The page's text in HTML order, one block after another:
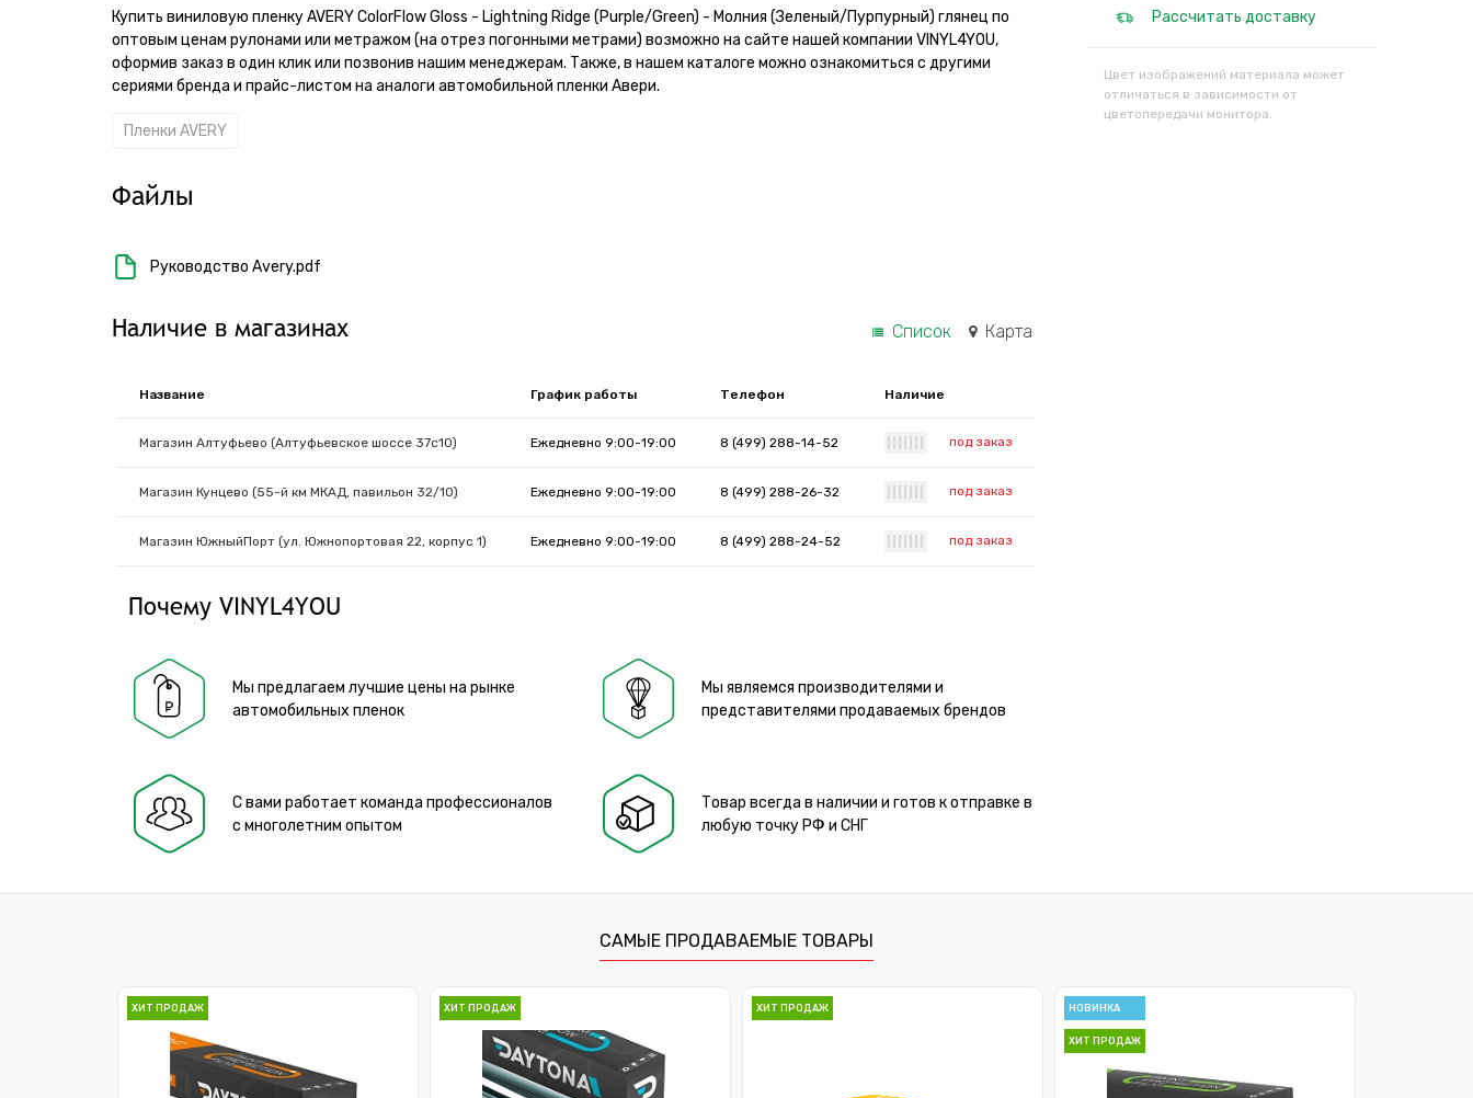
Рассчитать доставку
Цвет изображений материала может
отличаться в зависимости от
цветопередачи монитора.
Купить виниловую пленку AVERY ColorFlow Gloss - Lightning Ridge (Purple/Green) - Молния (Зеленый/Пурпурный) глянец по
оптовым ценам рулонами или метражом (на отрез погонными метрами) возможно на сайте нашей компании VINYL4YOU,
оформив заказ в один клик или позвонив нашим менеджерам. Также, в нашем каталоге можно ознакомиться с другими
сериями бренда и прайс-листом на аналоги автомобильной пленки Авери.
Пленки AVERY
Файлы
Руководство Avery.pdf
Наличие в магазинах Список Карта
Название График работы Телефон Наличие
Магазин Алтуфьево (Алтуфьевское шоссе 37с10) Ежедневно 9:00-19:00 8 (499) 288-14-52 под заказ
Магазин Кунцево (55-й км МКАД, павильон 32/10) Ежедневно 9:00-19:00 8 (499) 288-26-32 под заказ
Магазин ЮжныйПорт (ул. Южнопортовая 22, корпус 1) Ежедневно 9:00-19:00 8 (499) 288-24-52 под заказ
Почему VINYL4YOU
Мы предлагаем лучшие цены на рынке
автомобильных пленок
Мы являемся производителями и
представителями продаваемых брендов
С вами работает команда профессионалов
с многолетним опытом
Товар всегда в наличии и готов к отправке в
любую точку РФ и СНГ
САМЫЕ ПРОДАВАЕМЫЕ ТОВАРЫ
ХИТ ПРОДАЖ ХИТ ПРОДАЖ ХИТ ПРОДАЖ НОВИНКА
ХИТ ПРОДАЖ